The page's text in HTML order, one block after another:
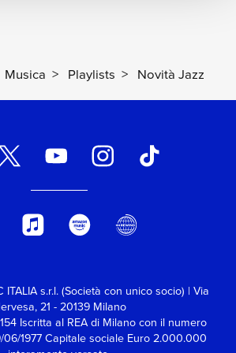
Musica > Playlists > Novità Jazz
ITALIA s.r.l. (Società con unico socio) | Via
21 - 20139 Milano
Iscritta al REA di Milano con il numero
1977Capitale sociale Euro 2.000.000